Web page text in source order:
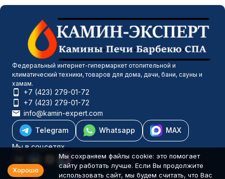
Федеральный интернет-гипермаркет отопительной и
климатический техники, товаров для дома, дачи, бани, сауны и
хамам.
+7 (423) 279-01-72
+7 (423) 279-01-72
info@kamin-expert.com
Telegram
Whatsapp
MAX
Мы в соцсетях
Хорошо
Мы сохраняем файлы cookie: это помогает
сайту работать лучше. Если Вы продолжите
использовать сайт, мы будем считать, что Вас